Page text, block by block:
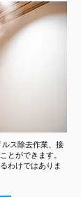
ルス除去作業、接
とができます。
わけではありま